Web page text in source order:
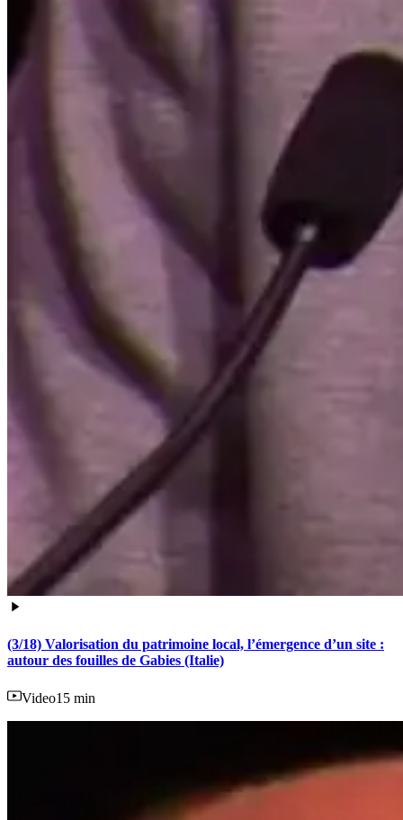
(3/18) Valorisation du patrimoine local, l’émergence d’un site :
autour des fouilles de Gabies (Italie)
Video15 min